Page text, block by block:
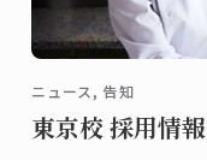
ニュース, 告知
東京校 採用情報